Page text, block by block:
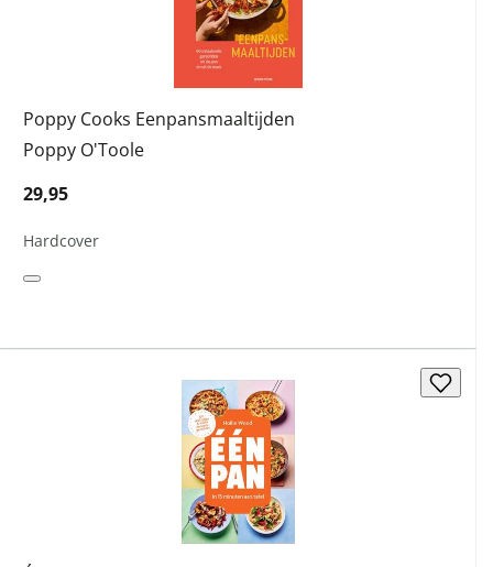
Poppy Cooks Eenpansmaaltijden
Poppy O'Toole
29,95
Hardcover